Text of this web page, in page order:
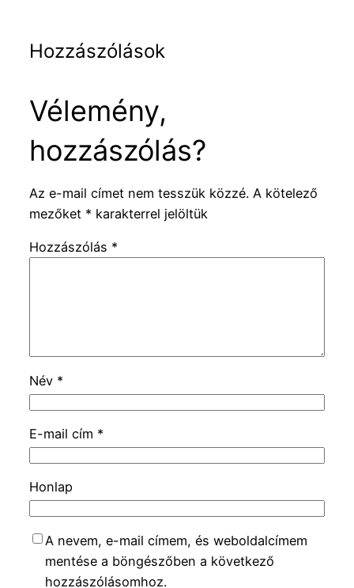
Hozzászólások
Vélemény,
hozzászólás?
Az e-mail címet nem tesszük közzé. A kötelező
mezőket * karakterrel jelöltük
Hozzászólás *
Név *
E-mail cím *
Honlap
A nevem, e-mail címem, és weboldalcímem
mentése a böngészőben a következő
hozzászólásomhoz.